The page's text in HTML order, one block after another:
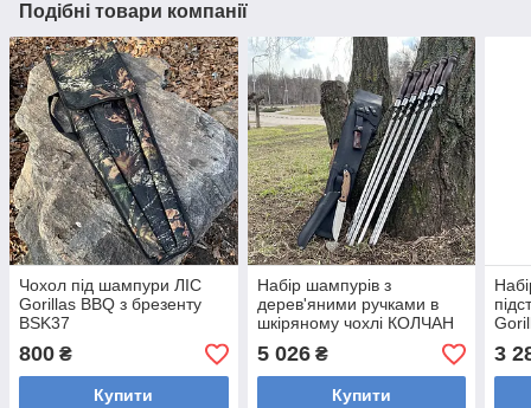
Подібні товари компанії
Чохол під шампури ЛІС
Gorillas BBQ з брезенту
BSK37
800 ₴
Купити
Набір шампурів з
дерев'яними ручками в
шкіряному чохлі КОЛЧАН
BBQ
5 026₴
Купити
3